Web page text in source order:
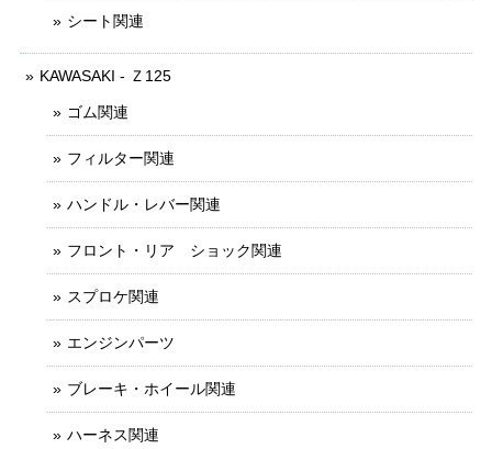
シート関連
KAWASAKI - Ｚ125
ゴム関連
フィルター関連
ハンドル・レバー関連
フロント・リア ショック関連
スプロケ関連
エンジンパーツ
ブレーキ・ホイール関連
ハーネス関連